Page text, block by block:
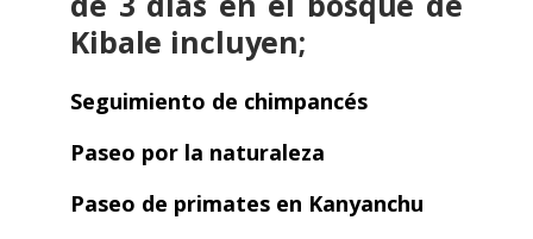
Kibale incluyen;
Seguimiento de chimpancés
Paseo por la naturaleza
Paseo de primates en Kanyanchu